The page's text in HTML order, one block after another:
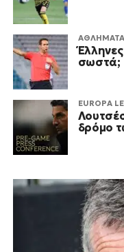
ΑΘΛΗΜΑΤΑ
σωστά;
EUROPA
δρόμο